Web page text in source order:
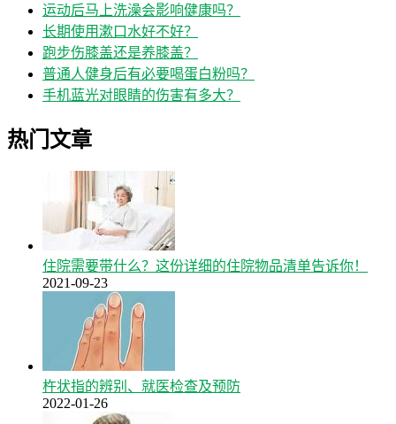
运动后马上洗澡会影响健康吗？
长期使用漱口水好不好？
跑步伤膝盖还是养膝盖？
普通人健身后有必要喝蛋白粉吗？
手机蓝光对眼睛的伤害有多大？
热门文章
住院需要带什么？这份详细的住院物品清单告诉你！
2021-09-23
杵状指的辨别、就医检查及预防
2022-01-26